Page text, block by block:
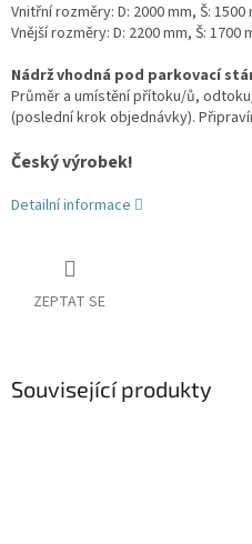
Vnitřní rozměry: D: 2000 mm, Š: 1500
Vnější rozměry: D: 2200 mm, Š: 1700
Nádrž vhodná pod parkovací
Průměr a umístění přítoku/ů,
(poslední krok objednávky).
Český výrobek!
Detailní informace
ZEPTAT SE
Související produkty